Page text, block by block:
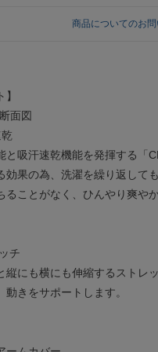
商品についてのお
面図
と吸汗速乾機能を発揮する「
効果の為、洗濯を繰り返しても
ることがなく、ひんやり爽や
チ
縦にも横にも伸縮するストレ
きをサポートします。